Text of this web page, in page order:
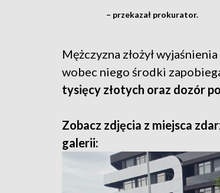
– przekazał prokurator.
Mężczyzna złożył
wobec niego środki
tysięcy złotych oraz dozór
Zobacz zdjęcia z miejsca
galerii: